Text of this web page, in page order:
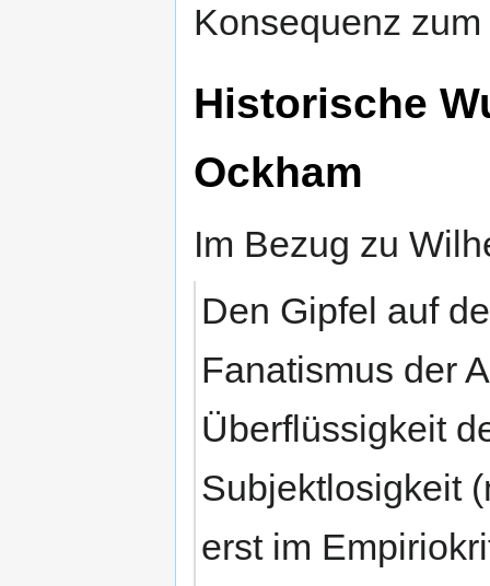
Konsequenz zum
Historische
Ockham
Im Bezug zu
Den Gipfel auf
Fanatismus der
Überflüssigkeit
Subjektlosigkeit
erst im